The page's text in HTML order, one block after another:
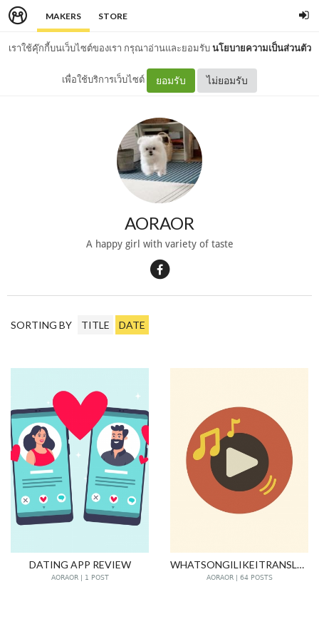
MAKERS STORE
เราใช้คุ๊กกี้บนเว็บไซต์ของเรา กรุณาอ่านและยอมรับนโยบายความเป็นส่วนตัว
เพื่อใช้บริการเว็บไซต์ ยอมรับ ไม่ยอมรับ
AORAOR
A happy girl with variety of taste
SORTING BY TITLE DATE
DATING APP REVIEW
AORAOR | 1 POST
WHATSONGILIKEITRANSLATEIT
AORAOR | 64 POSTS